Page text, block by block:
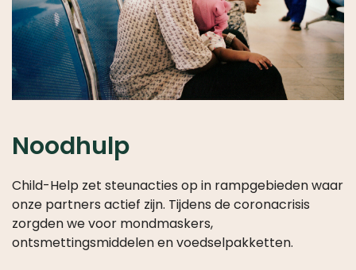
Noodhulp
Child-Help zet steunacties op in rampgebieden waar
onze partners actief zijn. Tijdens de coronacrisis
zorgden we voor mondmaskers,
ontsmettingsmiddelen en voedselpakketten.